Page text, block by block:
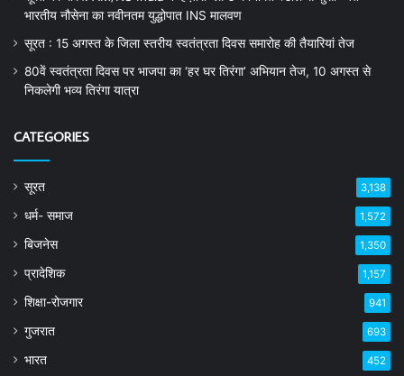
भारतीय नौसेना का नवीनतम युद्धोपात INS मालवण
सूरत : 15 अगस्त के जिला स्तरीय स्वतंत्रता दिवस समारोह की तैयारियां तेज
80वें स्वतंत्रता दिवस पर भाजपा का ‘हर घर तिरंगा’ अभियान तेज, 10 अगस्त से
निकलेगी भव्य तिरंगा यात्रा
CATEGORIES
सूरत 3,138
धर्म- समाज 1,572
बिजनेस 1,350
प्रादेशिक 1,157
शिक्षा-रोजगार 941
गुजरात 693
भारत 452